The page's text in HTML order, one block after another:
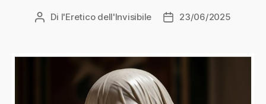
Autore
Di l'Eretico dell'Invisibile
Data23/06/2025